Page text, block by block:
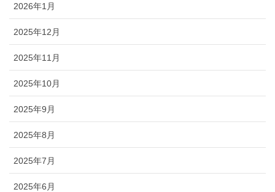
2026年1月
2025年12月
2025年11月
2025年10月
2025年9月
2025年8月
2025年7月
2025年6月